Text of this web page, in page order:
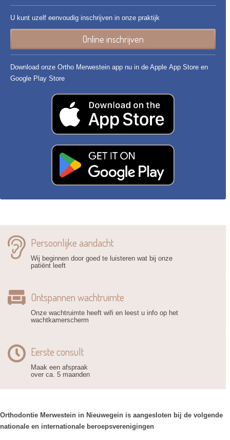
U kunt uzelf eenvoudig inschrijven in onze praktijk
Online inschrijven
Download onze Ortho Merwestein app nu in de Apple App Store en
Google Play Store
Persoonlijke aandacht
Wij beginnen door goed te luisteren wat bij onze
patiënt leeft
Ontspannen wachtruimte
Onze wachtruimte heeft wifi en leest u info op het
wachtkamerscherm
Eerste consult
Maak een afspraak
over ca. 5 maanden
Orthodontie Merwestein in Nieuwegein is aangesloten bij de volgende
nationale en internationale beroepsverenigingen